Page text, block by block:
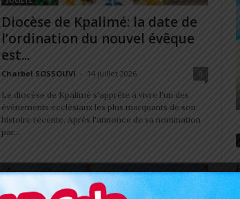
Diocèse de Kpalimé: la date de
l’ordination du nouvel évêque
est...
Charbel SOSSOUVI - 14 juillet 2026 0
Le diocèse de Kpalimé s'apprête à vivre l'un des
événements ecclésiaux les plus marquants de son
histoire récente. Après l'annonce de sa nomination
par...